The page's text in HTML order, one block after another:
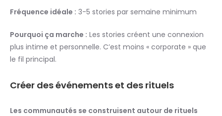
Fréquence idéale : 3-5 stories par semaine minimum
Pourquoi ça marche : Les stories créent une connexion
plus intime et personnelle. C’est moins « corporate » que
le fil principal.
Créer des événements et des rituels
Les communautés se construisent autour de rituels